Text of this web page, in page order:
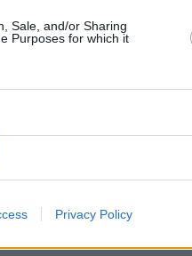
Sale, and/or Sharing
Purposes for which it
Privacy Policy
ΠΡΟΣΘΗΚΗ ΣΧΟΛΙΟΥ
όρια